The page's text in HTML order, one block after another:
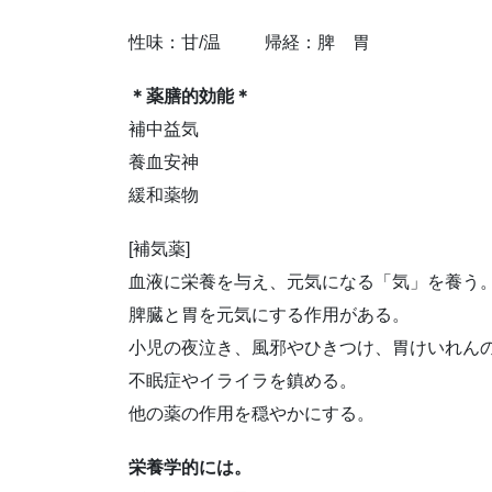
性味：甘/温 帰経：脾 胃
＊薬膳的効能＊
補中益気
養血安神
緩和薬物
[補気薬]
血液に栄養を与え、元気になる「気」を養う。
脾臓と胃を元気にする作用がある。
小児の夜泣き、風邪やひきつけ、胃けいれん
不眠症やイライラを鎮める。
他の薬の作用を穏やかにする。
栄養学的には。